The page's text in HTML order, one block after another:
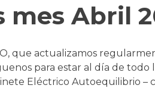
Abril
que actualizamos
para estar al día de
Eléctrico Autoequilibrio –